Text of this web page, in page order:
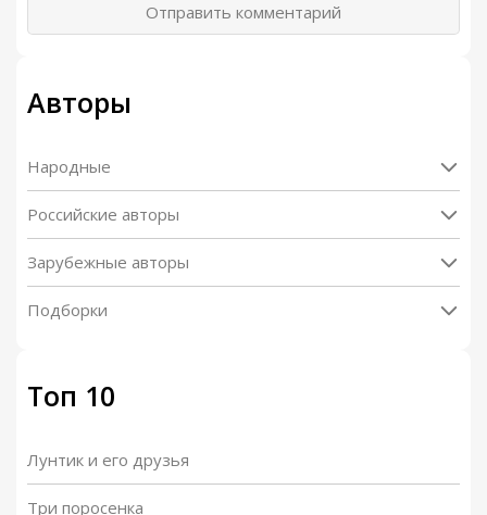
Отправить комментарий
Авторы
Народные
Российские авторы
Зарубежные авторы
Подборки
Топ 10
Лунтик и его друзья
Три поросенка